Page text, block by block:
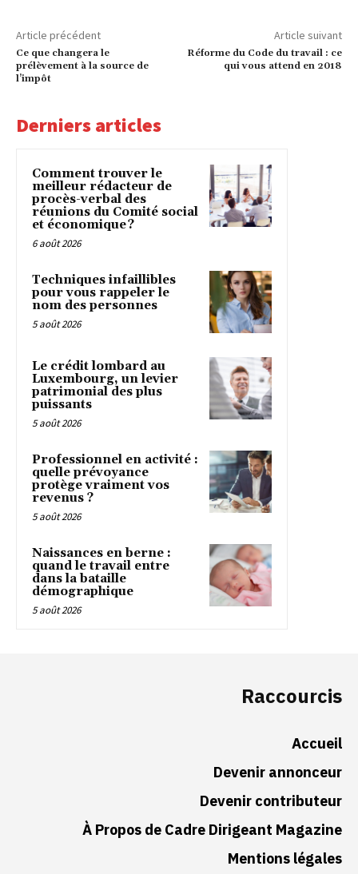
Article précédent
Ce que changera le
prélèvement à la source de
l’impôt
Article suivant
Réforme du Code du travail : ce
qui vous attend en 2018
Derniers articles
Comment trouver le
meilleur rédacteur de
procès-verbal des
réunions du Comité social
et économique ?
6 août 2026
Techniques infaillibles
pour vous rappeler le
nom des personnes
5 août 2026
Le crédit lombard au
Luxembourg, un levier
patrimonial des plus
puissants
5 août 2026
Professionnel en activité :
quelle prévoyance
protège vraiment vos
revenus ?
5 août 2026
Naissances en berne :
quand le travail entre
dans la bataille
démographique
5 août 2026
Raccourcis
Accueil
Devenir annonceur
Devenir contributeur
À Propos de Cadre Dirigeant Magazine
Mentions légales